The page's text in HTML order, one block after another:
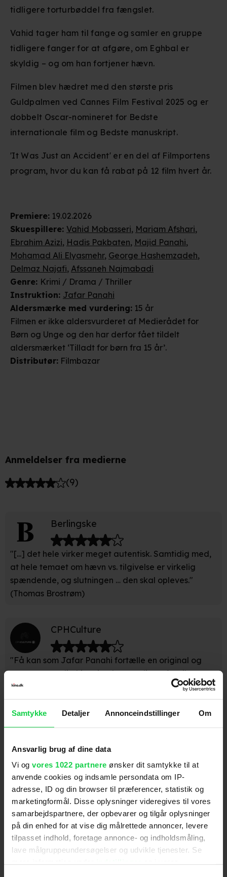
Samtykke Detaljer Annonceindstillinger Om
Ansvarlig brug af dine data
Vi og vores 1022 partnere ønsker dit samtykke til at
anvende cookies og indsamle persondata om IP-
adresse, ID og din browser til præferencer, statistik og
marketingformål. Disse oplysninger videregives til vores
samarbejdspartnere, der opbevarer og tilgår oplysninger
på din enhed for at vise dig målrettede annoncer, levere
tilpasset indhold, foretage annonce- og indholdsmåling,
lave målgruppeundersøgelser og udvikle tjenester. Se
Anmeldelser fra medierne
(9)
Berlingske
"[...] det hele virker meget autentisk. Samtidig med,
at hele temaet om hævn vs. tilgivelse er virkelig
spændende, og slutningen … den skal opleves."
(Thomas Brostrøm)
CPHCulture
"Få kan som Jafar Panahi fortælle en original og
meget personlig historie, der samtlige afspejler
livsvilkårene i Iran lige netop nu." (Christian Brink)
"Er hverken Panahis mest personlige, originale eller
formfuldendte film. Alligevel føles den uomgængelig
og som hans moralsk mest påtrængende film."
(Rasmus Brendstrup)
Information
Premiere: 19.02.2026
Skuespillere: Vahid Mobasseri, Mariam Afshari,
Ebrahim Azizi, Hadis Pakbaten, Majid Panahi,
Mohamad Ali Elyasmehr, George Hashemzadeh,
Delmaz Najafi, Afssaneh Najmabadi
Genre: Krimi / Drama / Thriller
Instruktion: Jafar Panahi
Aldersmærke med vurdering: 15 år
Filmen er ikke aldersvurderet af Medierådet for
Børn og Unge og den har derfor fået tildelt
aldersmærket ‘Tilladt for børn fra 15 år’.
Distributør: Filmbazar
tidligere torturbøddel fra fængslet.
Vahid tager ham til fange og samler en gruppe
tidligere fanger for at afgøre, om Eghbal er
skyldig – og om han fortjener hævn.
Filmen blev hædret med den største pris
Guldpalmen ved Cannes Film Festival 2025 og er
dobbelt Oscar-nomineret for Bedste
internationale film og Bedste manuskript.
'It Was Just an Accident' er en del af Filmportens
program, hvor du kan få rabat på 12 film hvert år.